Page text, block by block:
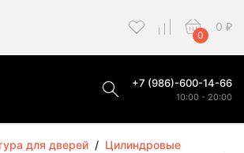
0
0 ₽
+7 (986)-600-14-66
10:00 - 20:00
для дверей / Цилиндровые